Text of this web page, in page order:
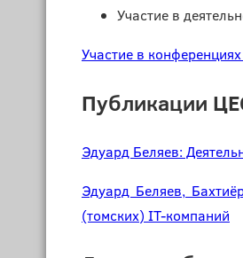
Участие в
Участие в
Публикации
Эдуард Беляев:
Эдуард Беляев,
(томских) IT-компаний